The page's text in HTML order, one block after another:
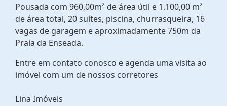
Pousada com 960,00m² de área útil e 1.100,00 m²
de área total, 20 suítes, piscina, churrasqueira, 16
vagas de garagem e aproximadamente 750m da
Praia da Enseada.
Entre em contato conosco e agenda uma visita ao
imóvel com um de nossos corretores
Lina Imóveis